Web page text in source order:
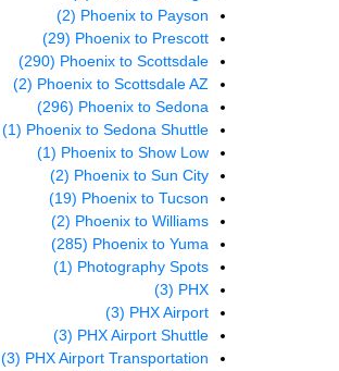
Phoenix to Payson
(2)
Phoenix to Prescott
(29)
Phoenix to Scottsdale
(290)
Phoenix to Scottsdale AZ
(2)
Phoenix to Sedona
(296)
Phoenix to Sedona Shuttle
(1)
Phoenix to Show Low
(1)
Phoenix to Sun City
(2)
Phoenix to Tucson
(19)
Phoenix to Williams
(2)
Phoenix to Yuma
(285)
Photography Spots
(1)
PHX
(3)
PHX Airport
(3)
PHX Airport Shuttle
(3)
PHX Airport Transportation
(3)